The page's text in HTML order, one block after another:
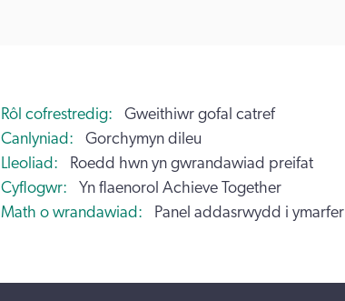
Rôl cofrestredig
Gweithiwr gofal catref
Canlyniad
Gorchymyn dileu
Lleoliad
Roedd hwn yn gwrandawiad preifat
Cyflogwr
Yn flaenorol Achieve Together
Math o wrandawiad
Panel addasrwydd i ymarfer